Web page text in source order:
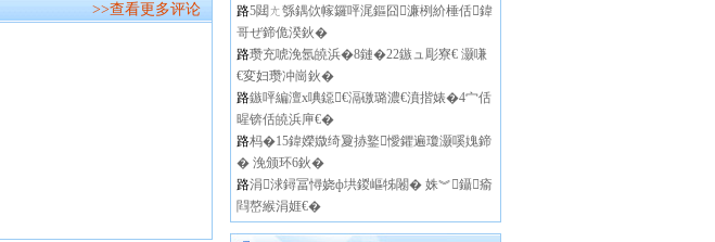
>>查看更多评论
路5閮ㄤ綔鍝佽幏鑼呯浘鏂囧濂栵紒棰佸鍏
哥ぜ鍗佹湀鈥�
路瓒充唬浼氬皢浜�8鏈�22鏃ュ彫寮€ 灏嗛
€変妇瓒冲崗鈥�
路鏃呯編澶х唺鐚€滆礉璐濃€濆揩婊�4宀佸
暒锛佸皢浜庘€�
路杩�15鍏嬫媺绮夐捇鐜懓鑺遍瓊灏嗘媿鍗
� 浼颁环6鈥�
路涓浗鐞冨憳娆ф垬鍐嶇牬闂� 姝︾鑷瘉
閰嶅緱涓娾€�